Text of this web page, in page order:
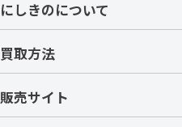
にしきのについて
買取方法
販売サイト